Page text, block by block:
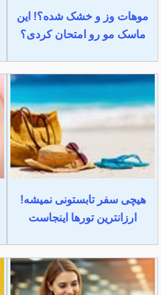
موهات وز و خشک شده؟! این
ماسک مو رو امتحان کردی؟
هیچی سفر تابستونی نمیشه!
ارزانترین تورها اینجاست